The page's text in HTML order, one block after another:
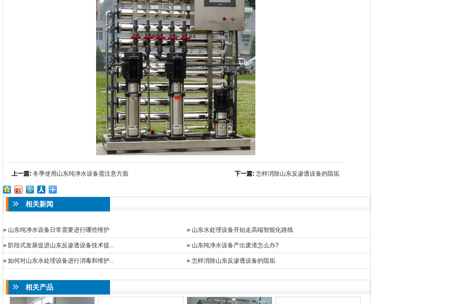
上一篇: 冬季使用山东纯净水设备需注意方面 下一篇:怎样消除山东反渗透设备的阻垢
相关新闻
» 山东纯净水设备日常需要进行哪些维护
» 阶段式发展促进山东反渗透设备技术提...
» 如何对山东水处理设备进行消毒和维护...
» 山东水处理设备开始走高端智能化路线
» 山东纯净水设备产出废渣怎么办?
» 怎样消除山东反渗透设备的阻垢
相关产品